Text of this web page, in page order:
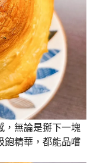
，無論是掰下一塊
飽精華，都能品嚐